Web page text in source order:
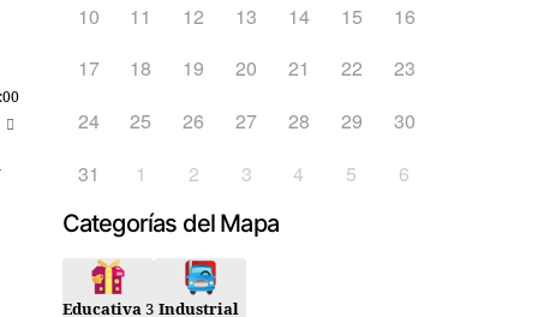
10
11 12 13 14 15
16
17
18 19 20 21 22
23
24
25 26 27 28 29
30
31
1 2 3 4 5 6
Categorías del Mapa
Educativa3 Industrial